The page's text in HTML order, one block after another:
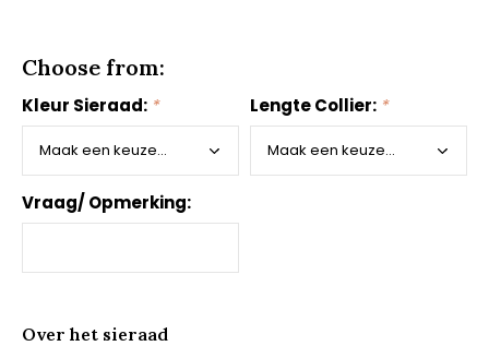
Choose from:
Kleur Sieraad: * Lengte Collier: *
Vraag/ Opmerking:
Over het sieraad